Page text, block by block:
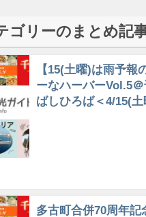
ゴリーのまとめ記
【15(土曜)は雨予報
ーなハーバーVol.5
ばしひろば＜4/15(
多古町合併70周年記